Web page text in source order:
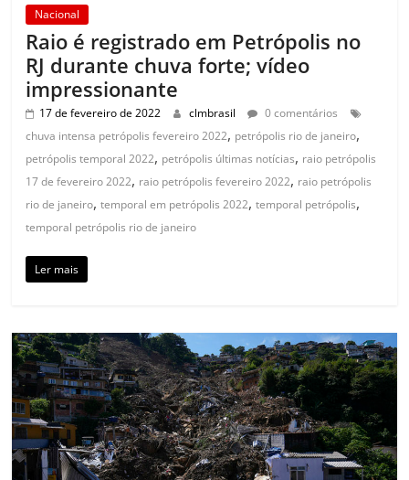
Nacional
Raio é registrado em Petrópolis no
RJ durante chuva forte; vídeo
impressionante
17 de fevereiro de 2022 clmbrasil
0 comentários
chuva intensa petrópolis fevereiro 2022, petrópolis rio de janeiro,
petrópolis temporal 2022, petrópolis últimas notícias, raio petrópolis
17 de fevereiro 2022, raio petrópolis fevereiro 2022, raio petrópolis
rio de janeiro,temporal em petrópolis 2022,temporal petrópolis,
temporal petrópolis rio de janeiro
Ler mais